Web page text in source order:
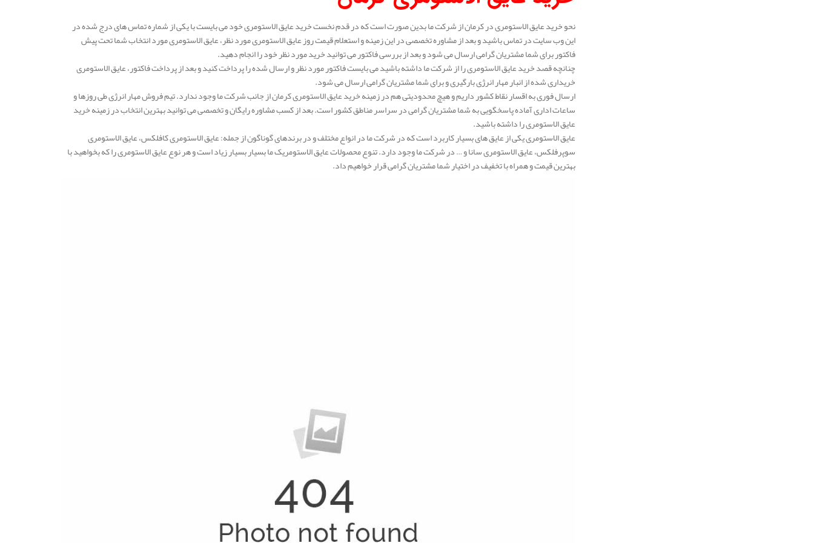
نحو خرید عایق الاستومری در کرمان از شرکت ما بدین صورت است که در قدم نخست خرید عایق الاستومری خود می بایست با یکی از شماره تماس های درج شده در
این وب سایت در تماس باشید و بعد از مشاوره تخصصی در این زمینه و استعلام قیمت روز عایق الاستومری مورد نظر، عایق الاستومری مورد انتخاب شما تحت پیش
فاکتور برای شما مشتریان گرامی ارسال می شود و بعد از بررسی فاکتور می توانید خرید مورد نظر خود را انجام دهید.
چنانچه قصد خرید عایق الاستومری را از شرکت ما داشته باشید می بایست فاکتور مورد نظر و ارسال شده را پرداخت کنید و بعد از پرداخت فاکتور، عایق الاستومری
خریداری شده از انبار مهار انرژی بارگیری و برای شما مشتریان گرامی ارسال می شود.
ارسال فوری به اقسار نقاط کشور داریم و هیچ محدودیتی هم در زمینه خرید عایق الاستومری کرمان از جانب شرکت ما وجود ندارد. تیم فروش مهار انرژی طی روزها و
ساعات اداری آماده پاسخگویی به شما مشتریان گرامی در سراسر مناطق کشور است. بعد از کسب مشاوره رایگان و تخصصی می توانید بهترین انتخاب در زمینه خرید
عایق الاستومری را داشته باشید.
عایق الاستومری یکی از عایق های بسیار کاربرد است که در شرکت ما در انواع مختلف و در برندهای گوناگون از جمله: عایق الاستومری کافلکس، عایق الاستومری
سوپرفلکس، عایق الاستومری سانا و … در شرکت ما وجود دارد. تنوع محصولات عایق الاستومریک ما بسیار بسیار زیاد است و هر نوع عایق الاستومری را که بخواهید با
بهترین قیمت و همراه با تخفیف در اختیار شما مشتریان گرامی قرار خواهیم داد.